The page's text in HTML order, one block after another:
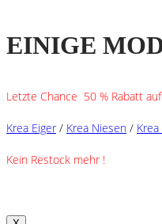
EINIGE
Letzte Chance 50 % Rabatt
Krea Eiger / Krea Niesen /
Kein Restock mehr !